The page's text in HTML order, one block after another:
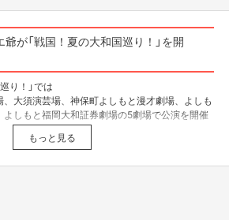
が「戦国！夏の大和国巡り！」を開
り！」では
大須演芸場、神保町よしもと漫才劇場、よしも
しもと福岡大和証券劇場の5劇場で公演を開催
館を増やした、計6公演の開催が決定いたしまし
もっと見る